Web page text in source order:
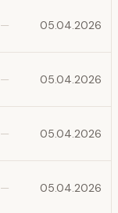
— 05.04.2026
— 05.04.2026
— 05.04.2026
— 05.04.2026